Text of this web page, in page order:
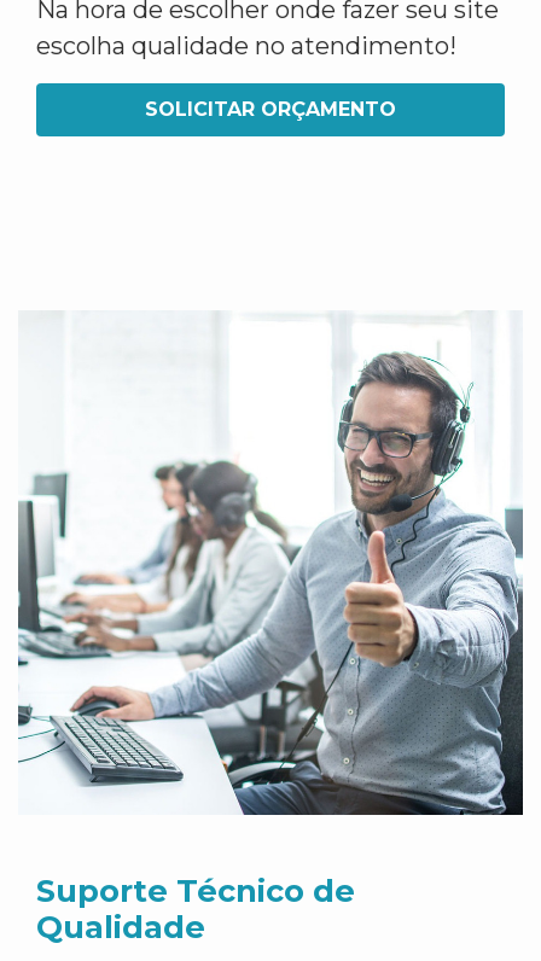
Na hora de escolher onde fazer seu site
escolha qualidade no atendimento!
SOLICITAR ORÇAMENTO
Suporte Técnico de
Qualidade